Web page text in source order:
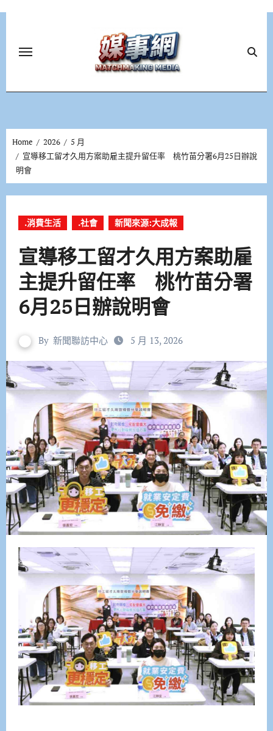
Home 2026
5 月
宣導移工留才久用方案助雇主提升留任率 桃竹苗分署6月25日辦說
明會
.消費生活 .社會 新聞來源:大成報
宣導移工留才久用方案助雇
主提升留任率 桃竹苗分署
6月25日辦說明會
By 新聞聯訪中心 5 月 13, 2026